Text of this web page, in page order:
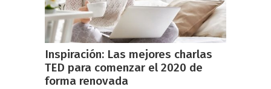
Inspiración: Las mejores charlas
TED para comenzar el 2020 de
forma renovada